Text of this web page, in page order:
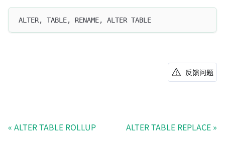
ALTER, TABLE, RENAME, ALTER TABLE
反馈问题
ALTER TABLE ROLLUP ALTER TABLE REPLACE